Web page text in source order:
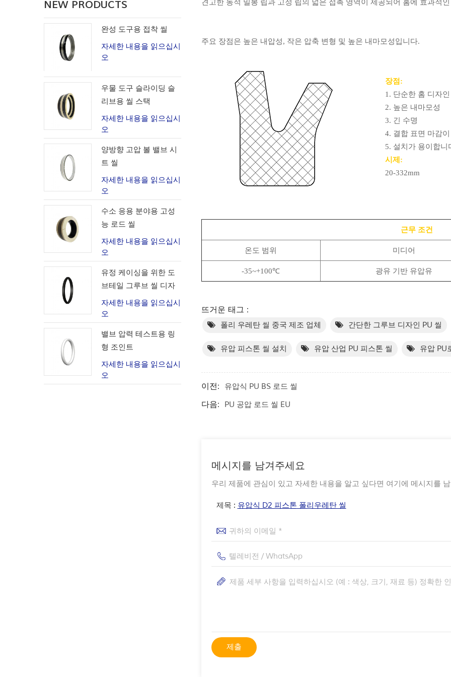
견고한 동적 밀봉 립과 고정 립의 넓은 접촉 영역이 제공되어 홈에 효과적
주요 장점은 높은 내압성, 작은 압축 변형 및 높은 내마모성입니다.
장점:
1. 단순한 홈 디자인
2. 높은 내마모성
3. 긴 수명
4. 결합 표면 마감
5. 설치가 용이합니
시 제:
20-332mm
근무 조건
온도 범위 미디어
-35~+100℃ 광유 기반 유압유
뜨거운 태그 :
폴리 우레탄 씰 중국 제조 업체 간단한 그루브 디자인 PU 씰
유압 피스톤 씰 설치 유압 산업 PU 피스톤 씰 유압 PU
이전: 유압식 PU BS 로드 씰
다음: PU 공압 로드 씰 EU
메시지를 남겨주세요
우리 제품에 관심이 있고 자세한 내용을 알고 싶다면 여기에 메시지를
제목 : 유압식 D2 피스톤 폴리우레탄 씰
NEW PRODUCTS
완성 도구용 접착 씰
자세한 내용을 읽으십시
오
우물 도구 슬라이딩 슬
리브용 씰 스택
자세한 내용을 읽으십시
오
양방향 고압 볼 밸브 시
트 씰
자세한 내용을 읽으십시
오
수소 응용 분야용 고성
능 로드 씰
자세한 내용을 읽으십시
오
유정 케이싱을 위한 도
브테일 그루브 씰 디자
인
자세한 내용을 읽으십시
오
밸브 압력 테스트용 링
형 조인트
자세한 내용을 읽으십시
오